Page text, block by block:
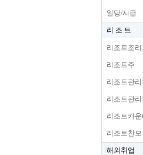
일당/시급
리 조 트
리조트조
리조트주
리조트관리
리조트관리
리조트카운
리조트찬모
해외취업